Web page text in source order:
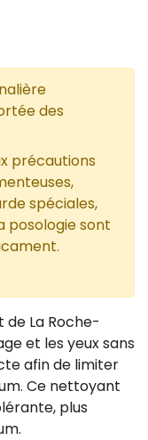
des
précautions
spéciales,
posologie sont
La Roche-
et les yeux sans
afin de limiter
Ce nettoyant
plus